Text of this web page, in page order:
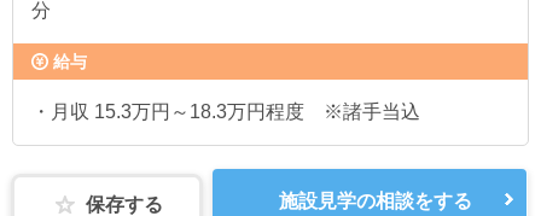
分
給与
・月収 15.3万円～18.3万円程度 ※諸手当込
保存する 施設見学の相談をする